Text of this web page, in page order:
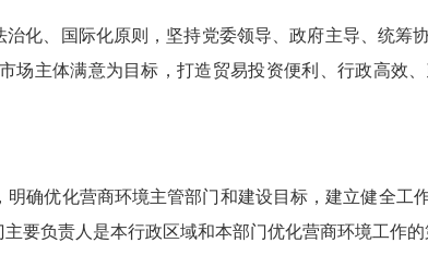
化、国际化原则，坚持党委领导、政府主导、统筹
场主体满意为目标，打造贸易投资便利、行政高效
确优化营商环境主管部门和建设目标，建立健全工
要负责人是本行政区域和本部门优化营商环境工作的